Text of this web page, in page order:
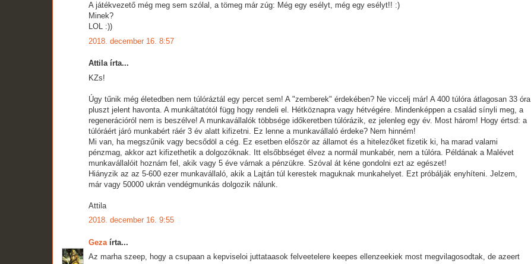
A játékvezető még meg sem szólal, a tömeg már zúg: Még egy esélyt, még egy esélyt!! :)
Minek?
LOL :))
2018. december 16. 8:57
Attila írta...
KZs!
Úgy tűnik még életedben nem túlóráztál egy percet sem! A "zemberek" érdekében? Ne viccelj már! A 400 túlóra átlagosan 33 óra
pluszt jelent havonta. A munkáltatótól függ hogy rendeli el. Hétköznapra vagy hétvégére. Mindenképpen a család sínyli meg, a
regenerációról nem is beszélve! A munkavállalók többsége időkeretben túlórázik, ez jelenleg egy év. Most három! Hogy értsd: a
túlóráért járó munkabért ráér 3 év alatt kifizetni. Ez lenne a munkavállaló érdeke? Nem hinném!
Mi van, ha megszűnik vagy becsődöl a cég. Ez esetben először az államot és a hitelezőket fizetik ki, ha marad valami
pénzmag, akkor azt kifizethetik a dolgozóknak. Itt elsőbbséget élvez a normál munkabér, nem a túlóra. Példának a Malévet
munkavállalóit hoznám fel, akik vagy 5 éve várnak a pénzükre. Szóval át kéne gondolni ezt az egészet!
Hiányzik az az 5-600 ezer munkavállaló, akik a Lajtán túl kerestek maguknak munkahelyet. Ezt próbálják enyhíteni. Jelzem,
már vagy 50000 ukrán vendégmunkás dolgozik nálunk.
Attila
2018. december 16. 9:55
Geza írta...
Az marha szeep, hogy a csupaan a kepviseloi juttataasok felveetelere keepes ellenzeekiek most megvilagosodtak, de azeert